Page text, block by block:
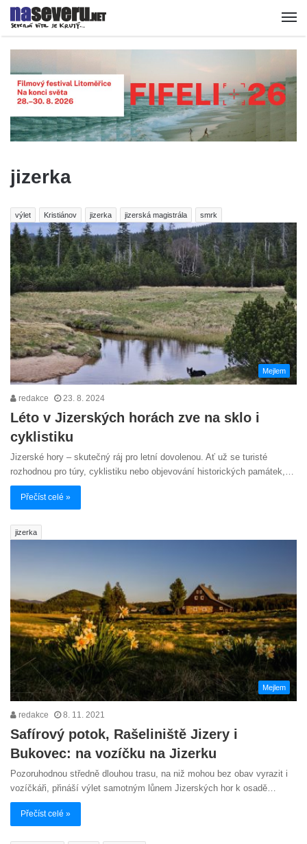
jizerka
výlet Kristiánov jizerka jizerská magistrála smrk
Mejlem
redakce 23. 8. 2024
Léto v Jizerských horách zve na sklo i
cyklistiku
Jizerské hory – skutečný ráj pro letní dovolenou. Ať už se turisté
rozhodnou pro túry, cyklistiku nebo objevování historických památek,…
Přečíst celé »
jizerka
Mejlem
redakce 8. 11. 2021
Safírový potok, Rašeliniště Jizery i
Bukovec: na vozíčku na Jizerku
Pozoruhodnou středně dlouhou trasu, na niž mohou bez obav vyrazit i
vozíčkáři, přináší výlet samotným lůnem Jizerských hor k osadě…
Přečíst celé »